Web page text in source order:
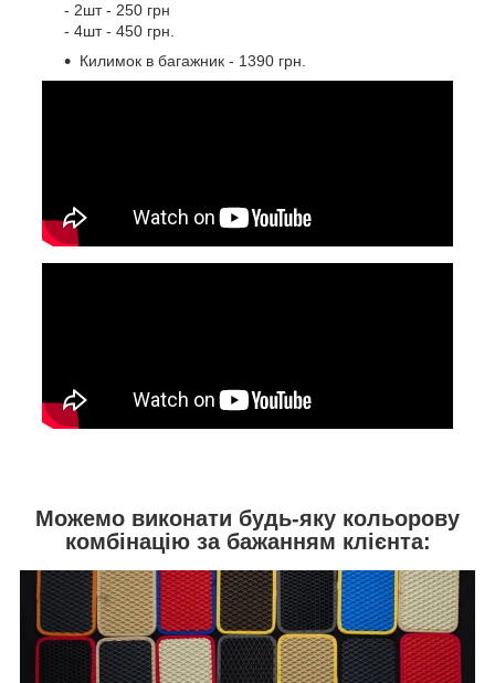
- 2шт - 250 грн
- 4шт - 450 грн.
Килимок в багажник - 1390 грн.
Можемо виконати будь-яку кольорову
комбінацію за бажанням клієнта: